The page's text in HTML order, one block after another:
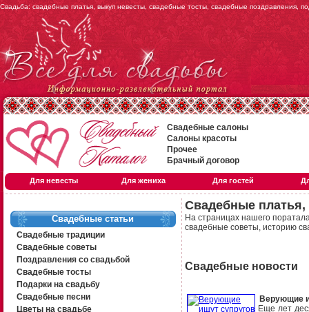
Свадьба: свадебные платья, выкуп невесты, свадебные тосты, свадебные поздравления,
Свадебные салоны
Салоны красоты
Прочее
Брачный договор
Для невесты Для жениха Для гостей
Свадебные статьи
Свадебные традиции
Свадебные советы
Поздравления со свадьбой
Свадебные тосты
Подарки на свадьбу
Свадебные песни
Цветы на свадьбе
Свадебные
На страницах нашего
свадебные советы, историю
Свадебные новости
Верующие
Еще лет